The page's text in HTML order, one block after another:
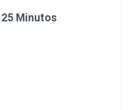
25 Minutos